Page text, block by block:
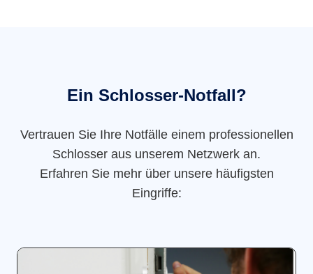
Ein Schlosser-Notfall?
Vertrauen Sie Ihre Notfälle einem professionellen
Schlosser aus unserem Netzwerk an.
Erfahren Sie mehr über unsere häufigsten
Eingriffe: